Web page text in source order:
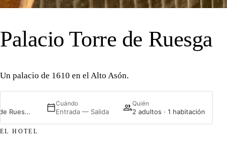
43°16′N 3°31′O · VALLE
Palacio Torre de Ruesga
Un palacio de 1610 en el Alto Asón.
Akla Palacio Torre de Ruesga
Cuándo
Entrada — Salida
Quién
2 adultos · 1 habitación
EL HOTEL